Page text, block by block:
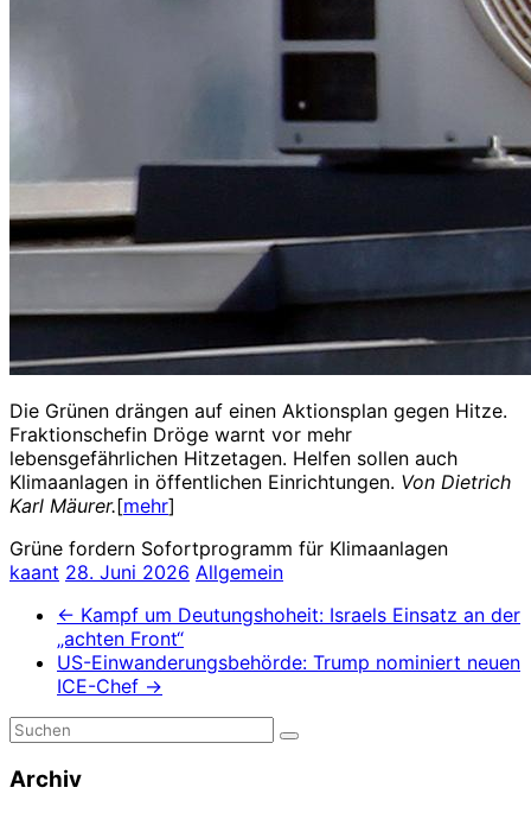
Die Grünen drängen auf einen Aktionsplan gegen Hitze.
Fraktionschefin Dröge warnt vor mehr
lebensgefährlichen Hitzetagen. Helfen sollen auch
Klimaanlagen in öffentlichen Einrichtungen. Von Dietrich
Karl Mäurer.[mehr]
Grüne fordern Sofortprogramm für Klimaanlagen
kaant 28. Juni 2026 Allgemein
← Kampf um Deutungshoheit: Israels Einsatz an der
„achten Front“
US-Einwanderungsbehörde: Trump nominiert neuen
ICE-Chef →
Archiv